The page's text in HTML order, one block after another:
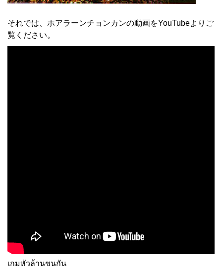
それでは、ホアラーンチョンカンの動画をYouTubeよりご
覧ください。
เกมหัวล้านชนกัน